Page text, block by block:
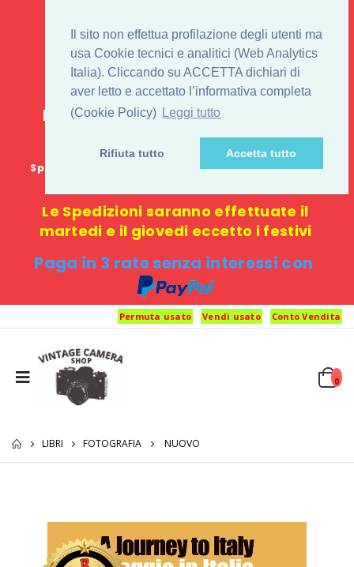
Il sito non effettua profilazione degli utenti ma
usa Cookie tecnici e analitici (Web Analytics
Italia). Cliccando su ACCETTA dichiari di
aver letto e accettato l’informativa completa
(Cookie Policy) Leggi tutto
Rifiuta tutto Accetta tutto
IL 1° STORE ON LINE
PENTAX USATO E
NUOVO
E-commerce 100% online: nessun
negozio fisico o punto di ritiro
Spedizione GRATUITA in Italia con spesa minima di
Le Spedizioni saranno effettuate il
martedi e il giovedi eccetto i festivi
Paga in 3 rate senza interessi con
Permuta usato Vendi usato Conto Vendita
0
LIBRI FOTOGRAFIA NUOVO